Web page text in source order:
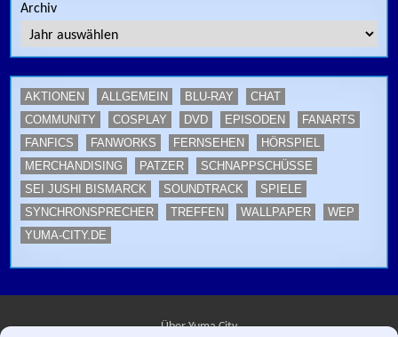
Archiv
AKTIONEN ALLGEMEIN BLU-RAY
CHAT
COMMUNITY
COSPLAY DVD EPISODEN
FANARTS
FANFICS
FANWORKS FERNSEHEN
HÖRSPIEL
MERCHANDISING
PATZER
SCHNAPPSCHÜSSE
SEI JUSHI BISMARCK
SOUNDTRACK
SPIELE
SYNCHRONSPRECHER
TREFFEN WALLPAPER
WEP
YUMA-CITY.DE
Über Yuma City